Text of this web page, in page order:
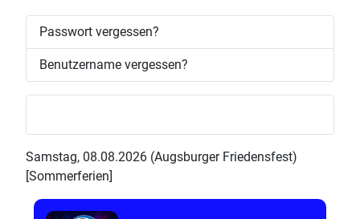
Passwort vergessen?
Benutzername vergessen?
Samstag, 08.08.2026 (Augsburger Friedensfest)
[Sommerferien]